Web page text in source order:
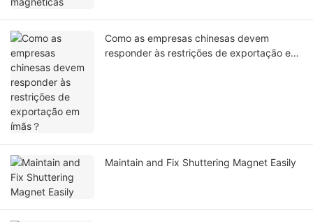
Como as empresas chinesas devem
responder às restrições de exportação em
Maintain and Fix Shuttering Magnet Easily